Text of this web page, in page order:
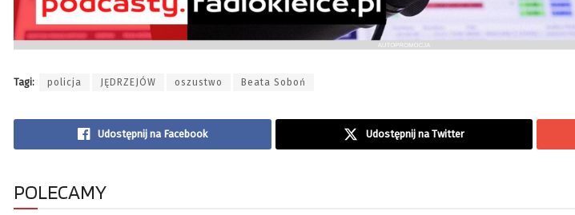
Tagi: policja JĘDRZEJÓW oszustwo Beata Soboń
Udostępnij na Facebook Udostępnij na Twitter
POLECAMY